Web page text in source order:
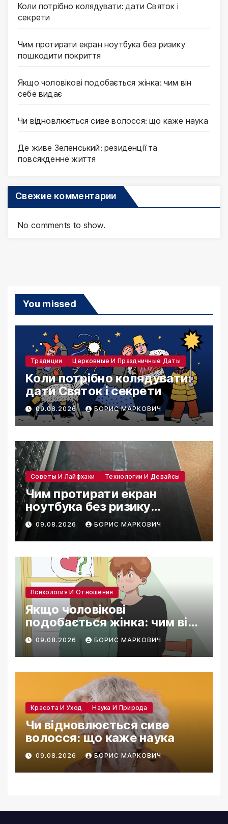
Коли потрібно колядувати: дати Святок і
секрети
Чим протирати екран ноутбука без ризику
пошкодити покриття
Якщо чоловікові подобається жінка: чим він
себе видає
Чи відновлюється сиве волосся: що каже наука
Де живе Зеленський: резиденції та
повсякденне життя
Свежие комментарии
No comments to show.
You missed
Традиции Церковные И Праздничные Даты
Коли потрібно колядувати:
дати Святок і секрети
09.08.2026 БОРИС МАРКОВИЧ
Советы И Лайфхаки Технологии И Девайсы
Чим протирати екран
ноутбука без ризику
пошкодити покриття
09.08.2026 БОРИС МАРКОВИЧ
Психология И Отношения
Якщо чоловікові
подобається жінка: чим він
себе видає
09.08.2026 БОРИС МАРКОВИЧ
Красота И Уход Наука И Природа
Чи відновлюється сиве
волосся: що каже наука
09.08.2026 БОРИС МАРКОВИЧ